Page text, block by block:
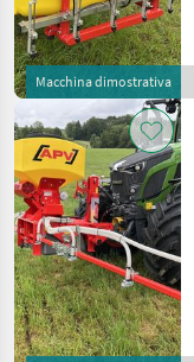
Macchina dimostrativa